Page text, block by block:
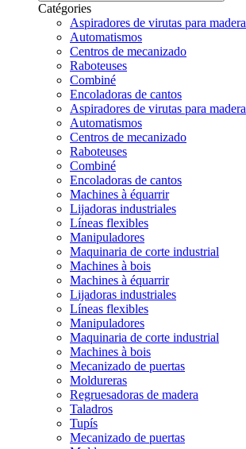
Catégories
Aspiradores de virutas para madera
Automatismos
Centros de mecanizado
Raboteuses
Combiné
Encoladoras de cantos
Aspiradores de virutas para madera
Automatismos
Centros de mecanizado
Raboteuses
Combiné
Encoladoras de cantos
Machines à équarrir
Lijadoras industriales
Líneas flexibles
Manipuladores
Maquinaria de corte industrial
Machines à bois
Machines à équarrir
Lijadoras industriales
Líneas flexibles
Manipuladores
Maquinaria de corte industrial
Machines à bois
Mecanizado de puertas
Moldureras
Regruesadoras de madera
Taladros
Tupís
Mecanizado de puertas